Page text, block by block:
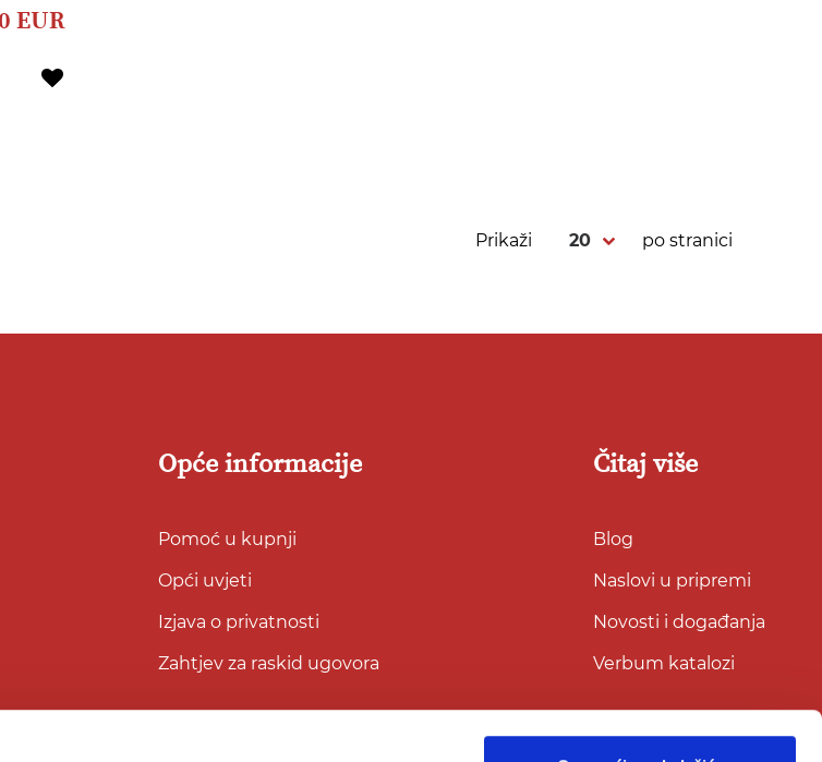
EUR
Dodaj
Prikaži po stranici
Opće informacije
Pomoć u kupnji
Opći uvjeti
Izjava o privatnosti
Zahtjev za raskid ugovora
Čitaj više
Blog
Naslovi u pripremi
Novosti i događanja
Verbum katalozi